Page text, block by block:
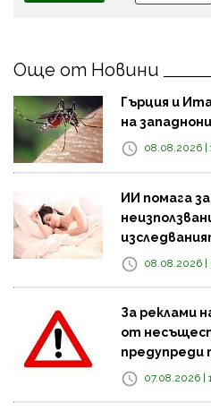
Още от Новини
Гърция и
на
08.08.2026 |
ИИ помага
08.08.2026 |
За реклами
от
предупреди
07.08.2026 |